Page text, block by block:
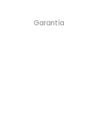
Garantía